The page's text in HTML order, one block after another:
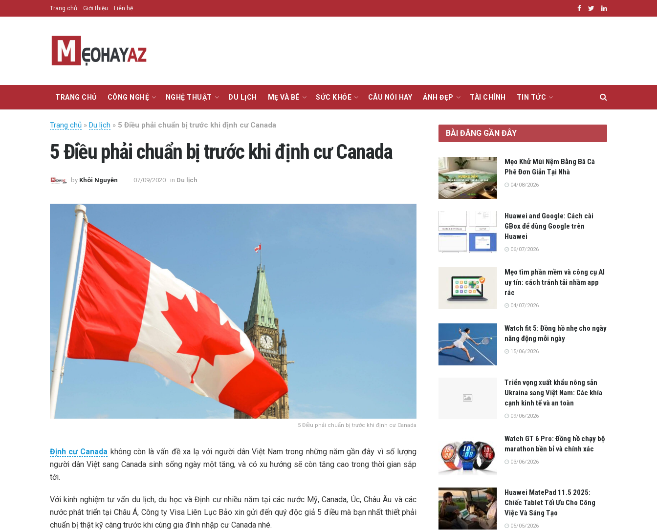
Trang chủ Giới thiệu Liên hệ
TRANG CHỦ CÔNG NGHỆ NGHỆ THUẬT DU LỊCH MẸ VÀ BÉ SỨC KHỎE CÂU NÓI HAY ẢNH ĐẸP TÀI CHÍNH TIN TỨC
Trang chủ » Du lịch » 5 Điều phải chuẩn bị trước khi định cư Canada
5 Điều phải chuẩn bị trước khi định cư Canada
by Khôi Nguyễn 07/09/2020 in Du lịch
5 Điều phải chuẩn bị trước khi định cư Canada
Định cư Canada không còn là vấn đề xa lạ với người dân Việt Nam trong những năm gần đây vì số lượng
người dân Việt sang Canada sinh sống ngày một tăng, và có xu hướng sẽ còn tăng cao trong thời gian sắp
tới.
Với kinh nghiệm tư vấn du lịch, du học và Định cư nhiều năm tại các nước Mỹ, Canada, Úc, Châu Âu và các
nước phát triển tại Châu Á, Công ty Visa Liên Lục Bảo xin gửi đến quý độc giả 5 điều mà bạn nhất thiết phải
chuẩn bị thật kỹ càng trước khi cùng gia đình nhập cư Canada nhé.
BÀI ĐĂNG GẦN ĐÂY
Mẹo Khử Mùi Nệm Bằng Bã Cà
Phê Đơn Giản Tại Nhà
04/08/2026
Huawei and Google: Cách cài
GBox để dùng Google trên
Huawei
06/07/2026
Mẹo tìm phần mềm và công cụ AI
uy tín: cách tránh tải nhầm app
rác
04/07/2026
Watch fit 5: Đồng hồ nhẹ cho ngày
năng động mỗi ngày
15/06/2026
Triển vọng xuất khẩu nông sản
Ukraina sang Việt Nam: Các khía
cạnh kinh tế và an toàn
09/06/2026
Watch GT 6 Pro: Đồng hồ chạy bộ
marathon bền bỉ và chính xác
03/06/2026
Huawei MatePad 11.5 2025:
Chiếc Tablet Tối Ưu Cho Công
Việc Và Sáng Tạo
05/05/2026